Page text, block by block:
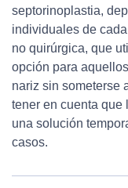
septorinoplastia,
individuales de
no quirúrgica, que
opción para
nariz sin someterse
tener en cuenta
una solución
casos.